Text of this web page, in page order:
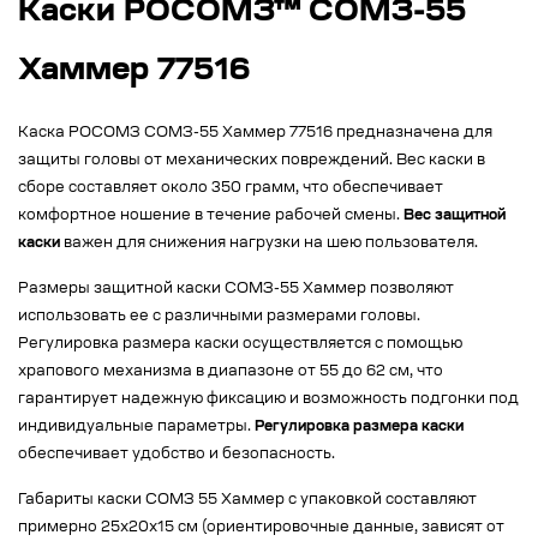
Каски РОСОМЗ™ СОМЗ-55
Хаммер 77516
Каска РОСОМЗ СОМЗ-55 Хаммер 77516 предназначена для
защиты головы от механических повреждений. Вес каски в
сборе составляет около 350 грамм, что обеспечивает
комфортное ношение в течение рабочей смены. Вес защитной
каски важен для снижения нагрузки на шею пользователя.
Размеры защитной каски СОМЗ-55 Хаммер позволяют
использовать ее с различными размерами головы.
Регулировка размера каски осуществляется с помощью
храпового механизма в диапазоне от 55 до 62 см, что
гарантирует надежную фиксацию и возможность подгонки под
индивидуальные параметры. Регулировка размера каски
обеспечивает удобство и безопасность.
Габариты каски СОМЗ 55 Хаммер с упаковкой составляют
примерно 25x20x15 см (ориентировочные данные, зависят от